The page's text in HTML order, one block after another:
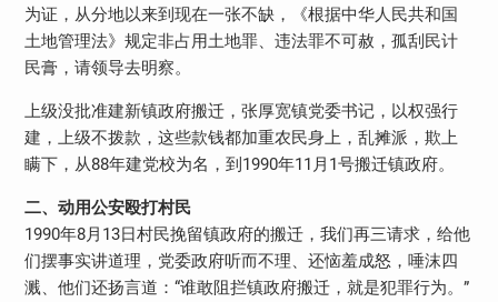
为证，从分地以来到现在一张不缺，《根据中华人民共和国
土地管理法》规定非占用土地罪、违法罪不可赦，孤刮民计
民膏，请领导去明察。
上级没批准建新镇政府搬迁，张厚宽镇党委书记，以权强行
建，上级不拨款，这些款钱都加重农民身上，乱摊派，欺上
瞒下，从88年建党校为名，到1990年11月1号搬迁镇政府。
二、动用公安殴打村民
1990年8月13日村民挽留镇政府的搬迁，我们再三请求，给他
们摆事实讲道理，党委政府听而不理、还恼羞成怒，唾沫四
溅、他们还扬言道：“谁敢阻拦镇政府搬迁，就是犯罪行为。”